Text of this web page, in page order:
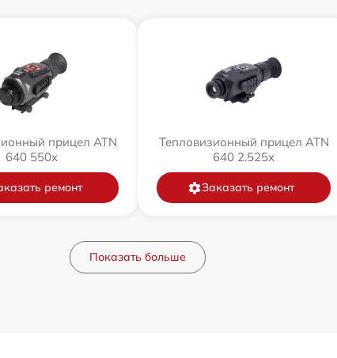
прицел ATN
640 550x
ремонт
Тепловизионный прицел ATN
640 2.525x
Заказать ремонт
Показать больше